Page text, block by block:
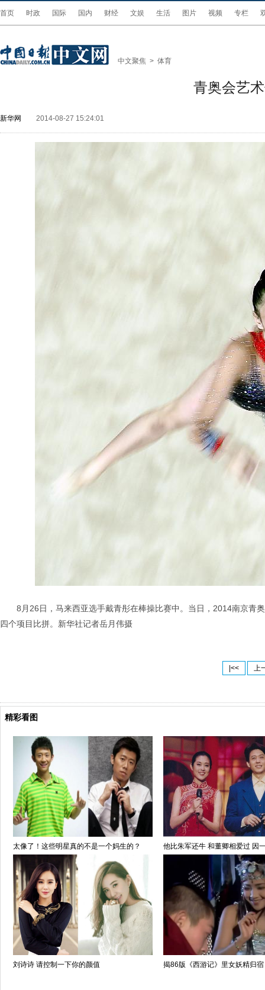
首页 时政 国际 国内 财经 文娱 生活 图片 视频 专栏
中文聚焦 > 体育
青奥会艺
新华网 2014-08-27 15:24:01
8月26日，马来西亚选手戴青彤在棒操比赛中。当日，2014南京青
四个项目比拼。新华社记者岳月伟摄
|<< 上
精彩看图
太像了！这些明星真的不是一个妈生的？ 他比朱军还牛 和董卿相爱过 因
刘诗诗 请控制一下你的颜值 揭86版《西游记》里女妖精归